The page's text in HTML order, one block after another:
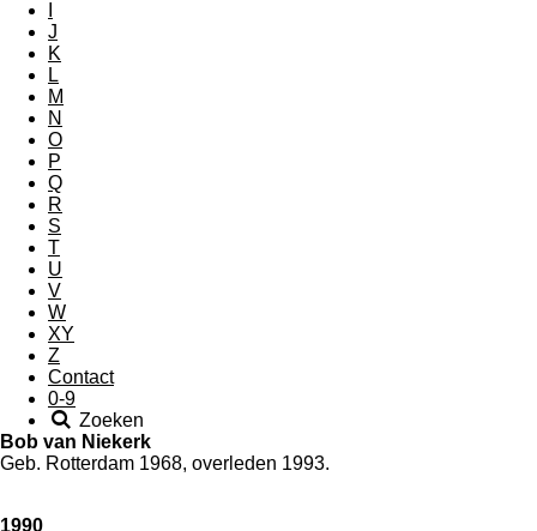
J
K
L
M
N
O
P
Q
R
S
T
U
V
W
XY
Z
Contact
0-9
Zoeken
Bob van Niekerk
Geb. Rotterdam 1968, overleden 1993.
1990